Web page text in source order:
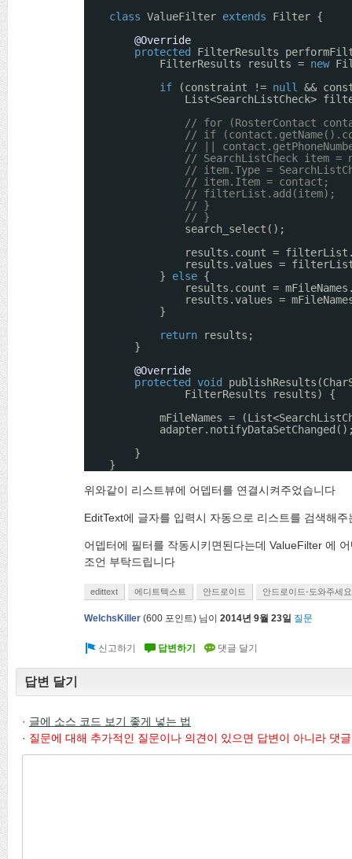
class ValueFilter extends
Filter {
@Override
protected
FilterResults
FilterResults results = new
if
(constraint != null
&&
List<SearchListCheck>
// for (RosterContact
// if
// ||
// SearchListCheck item =
// item.Type =
// item.Item = contact;
// filterList.add(item);
// }
// }
search_select();
results.count =
results.values =
} else {
results.count =
results.values =
}
return
results;
}
@Override
protected
void
FilterResults results) {
mFileNames =
}
}
위와같이 리스트뷰에 어뎁터를 연결시켜주었습니다
EditText에 글자를 입력시 자동으로 리스트를 검색해
어뎁터에 필터를 작동시키면된다는데 ValueFilter 에
조언 부탁드립니다
edittext 에디트텍스트 안드로이드 안드로이드-도와주세요
WelchsKiller (600 포인트) 님이 2014년 9월 23일 질문
답변 달기
· 글에 소스 코드 보기 좋게 넣는 법
· 질문에 대해 추가적인 질문이나 의견이 있으면 답변이 아니라 댓